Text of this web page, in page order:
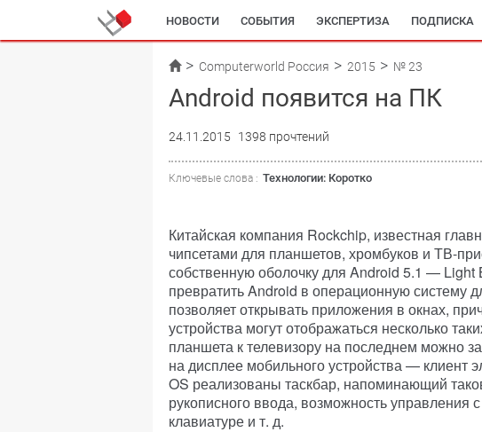
НОВОСТИ СОБЫТИЯ ЭКСПЕРТИЗА ПОДПИСКА
Computerworld Россия 2015 № 23
Android появится на ПК
24.11.2015 1398 прочтений
Ключевые слова : Технологии: Коротко
Китайская компания Rockchip, известная
чипсетами для планшетов, хромбуков и ТВ-
собственную оболочку для Android 5.1 — Light
превратить Android в операционную систему
позволяет открывать приложения в окнах,
устройства могут отображаться несколько
планшета к телевизору на последнем можно
на дисплее мобильного устройства — клиент
OS реализованы таскбар, напоминающий
рукописного ввода, возможность
клавиатуре и т. д.